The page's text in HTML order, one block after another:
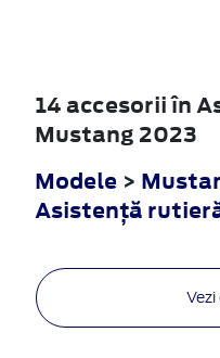
14 accesorii în
Mustang 2023
Modele >
Asistenţă